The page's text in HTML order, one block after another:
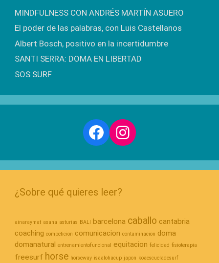
MINDFULNESS CON ANDRÉS MARTÍN ASUERO
El poder de las palabras, con Luis Castellanos
Albert Bosch, positivo en la incertidumbre
SANTI SERRA: DOMA EN LIBERTAD
SOS SURF
Facebook
Instagram
¿Sobre qué quieres leer?
ainaraymat asana asturias BALI barcelona caballo cantabria
coaching competicion comunicacion contaminacion doma
domanatural entrenamientofuncional equitacion felicidad fisioterapia
freesurf horse horseway isaalohacup japon koaescueladesurf